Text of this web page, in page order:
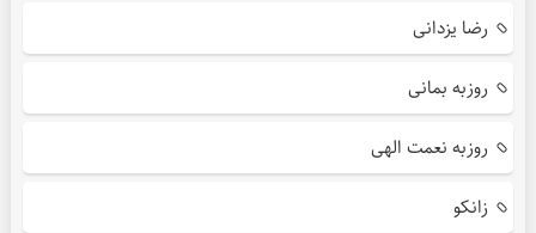
رضا یزدانی
روزبه بمانی
روزبه نعمت الهی
زانکو